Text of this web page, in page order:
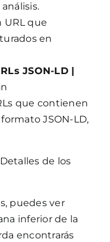
URL que
en
JSON-LD |
que contienen
JSON-LD,
de los
puedes ver
inferior de la
encontrarás